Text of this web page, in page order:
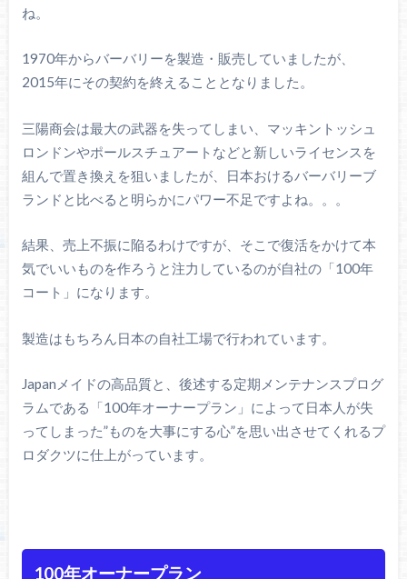
ね。
1970年からバーバリーを製造・販売していましたが、
2015年にその契約を終えることとなりました。
三陽商会は最大の武器を失ってしまい、マッキントッシュ
ロンドンやポールスチュアートなどと新しいライセンスを
組んで置き換えを狙いましたが、日本おけるバーバリーブ
ランドと比べると明らかにパワー不足ですよね。。。
結果、売上不振に陥るわけですが、そこで復活をかけて本
気でいいものを作ろうと注力しているのが自社の「100年
コート」になります。
製造はもちろん日本の自社工場で行われています。
Japanメイドの高品質と、後述する定期メンテナンスプログ
ラムである「100年オーナープラン」によって日本人が失
ってしまった”ものを大事にする心”を思い出させてくれるプ
ロダクツに仕上がっています。
100年オーナープラン